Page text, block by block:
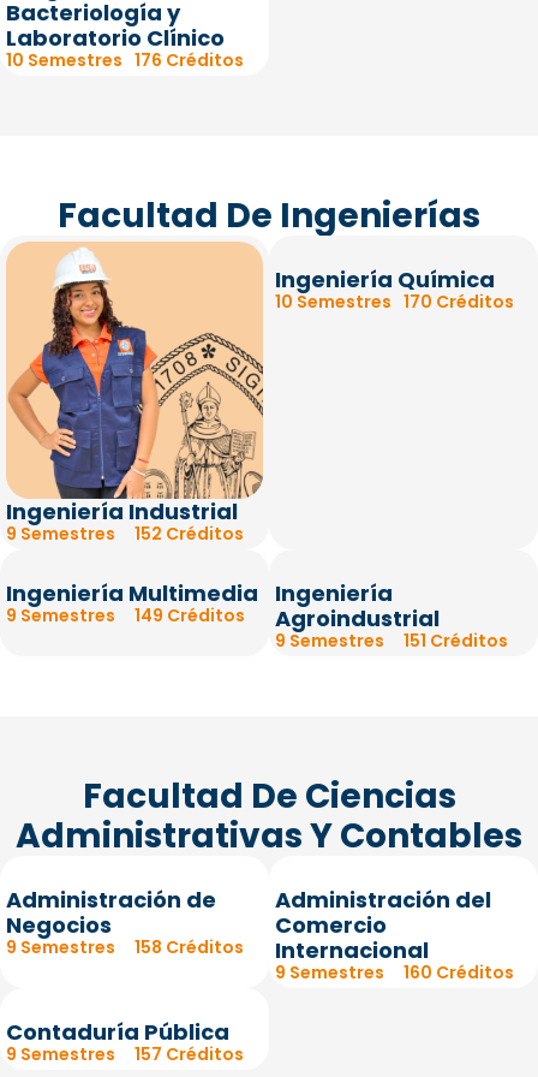
Bacteriología y
Laboratorio Clínico
10 Semestres 176 Créditos
Facultad De Ingenierías
Ingeniería Industrial
9 Semestres 152 Créditos
Ingeniería Química
10 Semestres 170 Créditos
Ingeniería Multimedia
9 Semestres 149 Créditos
Ingeniería
Agroindustrial
9 Semestres 151 Créditos
Facultad De Ciencias
Administrativas Y Contables
Administración de
Negocios
9 Semestres 158 Créditos
Administración del
Comercio
Internacional
9 Semestres 160 Créditos
Contaduría Pública
9 Semestres 157 Créditos